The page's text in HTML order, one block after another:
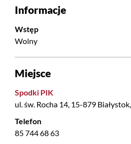
Informacje
Wstęp
Wolny
Miejsce
Spodki PIK
ul. św. Rocha 14, 15-879
Telefon
85 744 68 63